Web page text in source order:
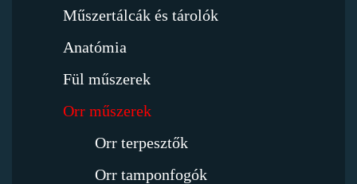
Műszertálcák és tárolók
Anatómia
Fül műszerek
Orr műszerek
Orr terpesztők
Orr tamponfogók